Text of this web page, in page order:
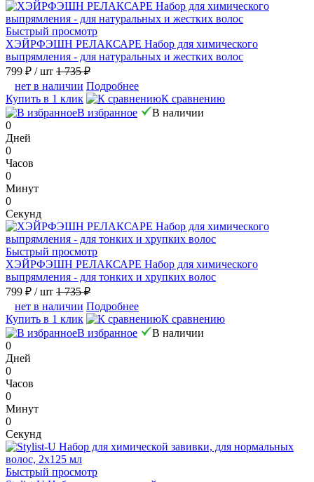
Быстрый просмотр
ХЭЙРФЭШН РЕЛАКСАРЕ Набор для химического
выпрямления - для натуральных и жестких волос
799 ₽ / шт 1 735 ₽
нет в наличии Подробнее
Купить в 1 клик
К сравнению
В избранное
В наличии
0
Дней
0
Часов
0
Минут
0
Секунд
Быстрый просмотр
ХЭЙРФЭШН РЕЛАКСАРЕ Набор для химического
выпрямления - для тонких и хрупких волос
799 ₽ / шт 1 735 ₽
нет в наличии Подробнее
Купить в 1 клик
К сравнению
В избранное
В наличии
0
Дней
0
Часов
0
Минут
0
Секунд
Быстрый просмотр